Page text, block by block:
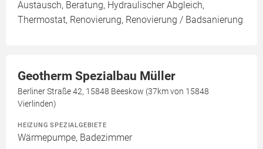
Austausch, Beratung, Hydraulischer Abgleich,
Thermostat, Renovierung, Renovierung / Badsanierung
Geotherm Spezialbau Müller
Berliner Straße 42, 15848 Beeskow (37km von 15848
Vierlinden)
HEIZUNG SPEZIALGEBIETE
Wärmepumpe, Badezimmer